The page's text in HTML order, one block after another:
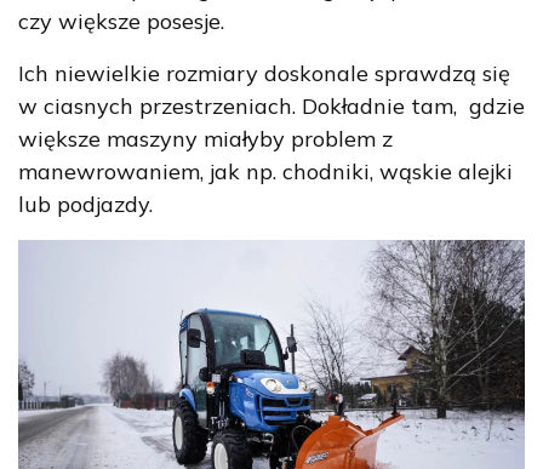
czy większe posesje.
Ich niewielkie rozmiary doskonale sprawdzą się
w ciasnych przestrzeniach. Dokładnie tam, gdzie
większe maszyny miałyby problem z
manewrowaniem, jak np. chodniki, wąskie alejki
lub podjazdy.